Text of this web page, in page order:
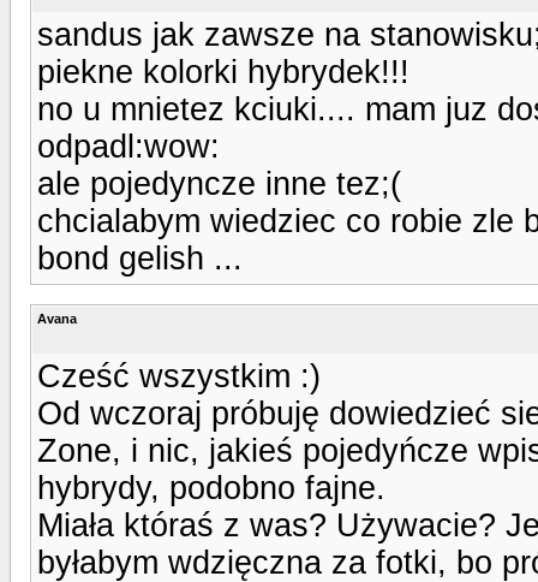
sandus jak zawsze na
piekne kolorki hybrydek!!!
no u mnietez kciuki.... mam juz
odpadl:wow:
ale pojedyncze inne tez;(
chcialabym wiedziec co robie zle
bond gelish ...
Avana
Cześć wszystkim :)
Od wczoraj próbuję dowiedzieć
Zone, i nic, jakieś pojedyńcze
hybrydy, podobno fajne.
Miała któraś z was? Używacie?
byłabym wdzięczna za fotki, bo